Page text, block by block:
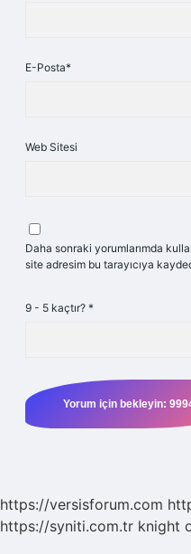
E-Posta*
Web Sitesi
Daha sonraki yorumlarımda
site adresim bu tarayıcıya
9 - 5 kaçtır? *
https://versisforum.com
https://syniti.com.tr knight